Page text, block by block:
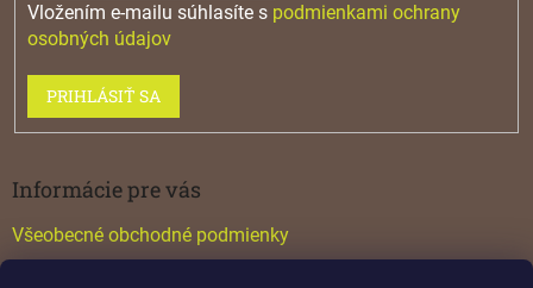
Vložením e-mailu súhlasíte s podmienkami ochrany
osobných údajov
PRIHLÁSIŤ SA
Informácie pre vás
Všeobecné obchodné podmienky